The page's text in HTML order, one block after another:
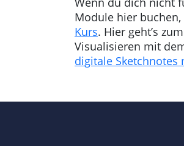
Module hier
Kurs. Hier geht’s zum
Visualisieren mit
digitale Sketchnotes